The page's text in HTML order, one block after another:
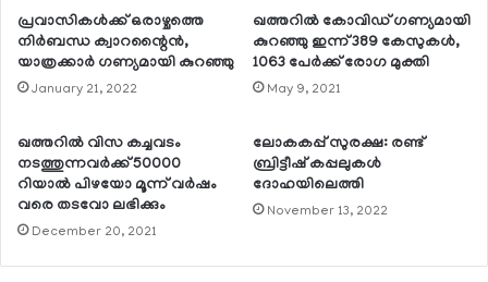
പ്രവാസികള്‍ക്ക് ഒരാഴ്ചത്തെ
നിര്‍ബന്ധ ക്വാറന്റൈന്‍,
യാത്രക്കാര്‍ ഗണ്യമായി കുറഞ്ഞു
January 21, 2022
ഖത്തറില്‍ കോവിഡ് ഗണ്യമായി
കുറഞ്ഞു ഇന്ന് 389 കേസുകള്‍,
1063 പേര്‍ക്ക് രോഗ മുക്തി
May 9, 2021
ഖത്തറില്‍ വിസ കച്ചവടം
നടത്തുന്നവര്‍ക്ക് 50000
റിയാല്‍ പിഴയോ മൂന്ന് വര്‍ഷം
വരെ തടവോ ലഭിക്കും
December 20, 2021
ലോകകപ്പ് സുരക്ഷ: രണ്ട്
ബ്രിട്ടീഷ് കപ്പലുകള്‍
ദോഹയിലെത്തി
November 13, 2022